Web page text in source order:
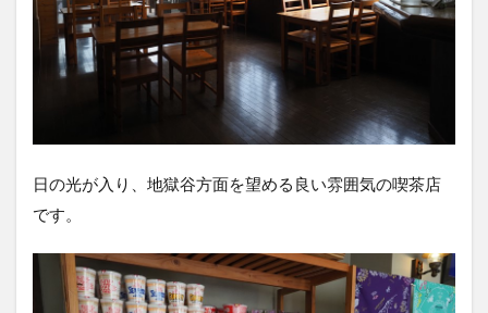
日の光が入り、地獄谷方面を望める良い雰囲気の喫茶店
です。